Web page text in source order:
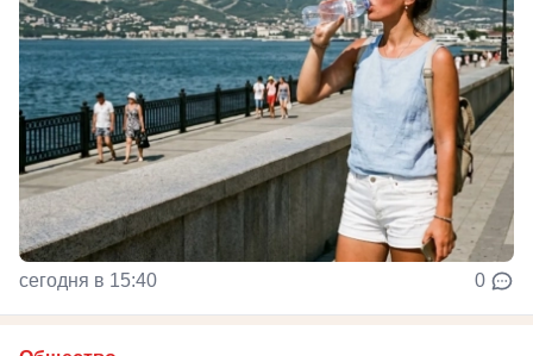
сегодня в 15:40 0